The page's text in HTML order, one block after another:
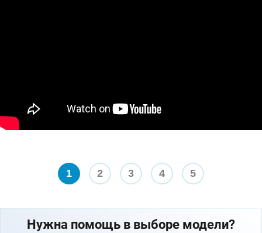
1 2 3 4 5
Нужна помощь в выборе модели?